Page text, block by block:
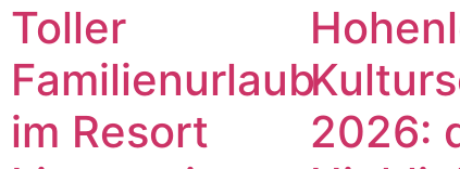
Toller
Familienurlaub
im Resort
2026: